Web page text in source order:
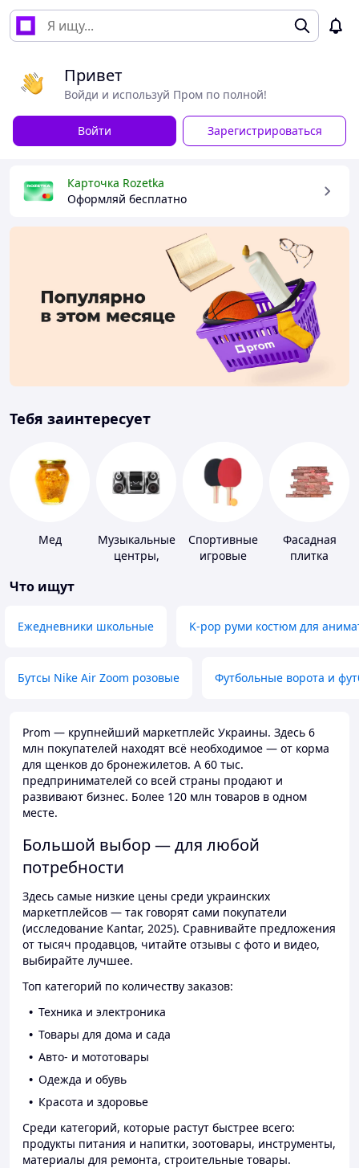
Привет
Войди и используй Пром по полной!
Войти Зарегистрироваться
Карточка Rozetka
Оформляй бесплатно
Тебя заинтересует
Мед
Музыкальные
центры,
Спортивные
игровые
Фасадная
плитка
Что ищут
Ежедневники школьные K-pop руми костюм для
Бутсы Nike Air Zoom розовые Футбольные ворота и
Prom — крупнейший маркетплейс Украины. Здесь 6
млн покупателей находят всё необходимое — от корма
для щенков до бронежилетов. А 60 тыс.
предпринимателей со всей страны продают и
развивают бизнес. Более 120 млн товаров в одном
месте.
Большой выбор — для любой
потребности
Здесь самые низкие цены среди украинских
маркетплейсов — так говорят сами покупатели
(исследование Kantar, 2025). Сравнивайте предложения
от тысяч продавцов, читайте отзывы с фото и видео,
выбирайте лучшее.
Топ категорий по количеству заказов:
Техника и электроника
Товары для дома и сада
Авто- и мототовары
Одежда и обувь
Красота и здоровье
Среди категорий, которые растут быстрее всего:
продукты питания и напитки, зоотовары, инструменты,
материалы для ремонта, строительные товары.